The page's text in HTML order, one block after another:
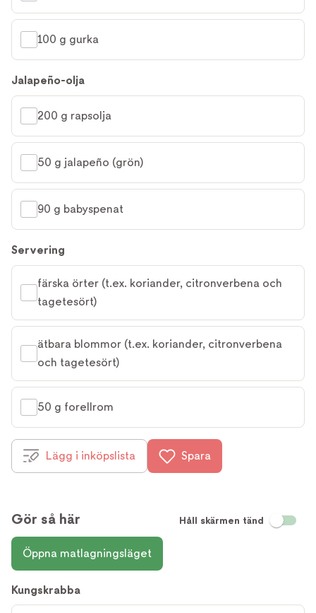
100 g gurka
Jalapeño-olja
200 g rapsolja
50 g jalapeño (grön)
90 g babyspenat
Servering
färska örter (t.ex. koriander, citronverbena och
tagetesört)
ätbara blommor (t.ex. koriander, citronverbena
och tagetesört)
50 g forellrom
Lägg i inköpslista Spara
Gör så här Håll skärmen tänd
Öppna matlagningsläget
Kungskrabba